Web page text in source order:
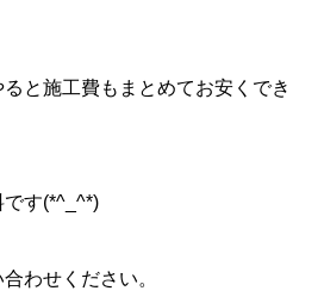
と施工費もまとめてお安くでき
す(*^_^*)
わせください。